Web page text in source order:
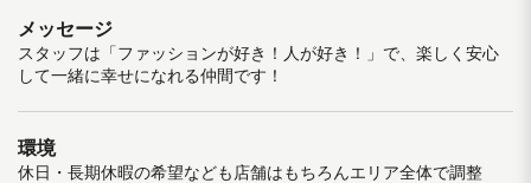
メッセージ
スタッフは「ファッションが好き！人が好き！」で、楽しく安心
して一緒に幸せになれる仲間です！
環境
休日・長期休暇の希望なども店舗はもちろんエリア全体で調整